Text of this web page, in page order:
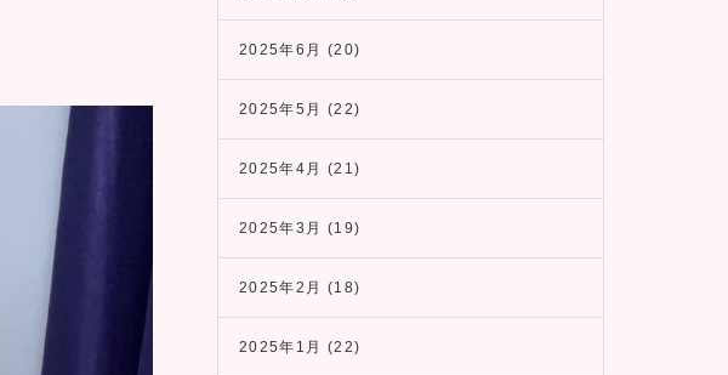
2025年6月 (20)
2025年5月 (22)
2025年4月 (21)
2025年3月 (19)
2025年2月 (18)
2025年1月 (22)